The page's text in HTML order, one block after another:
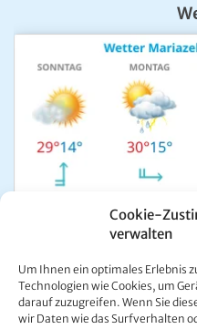
Cookie-
verwalten
Um Ihnen ein optimales Erlebnis
Technologien wie Cookies, um
darauf zuzugreifen. Wenn Sie
wir Daten wie das Surfverhalten
Das aktuelle Wetter in
Unwetter Warnzentrale
Satellitenbild GeoSphere